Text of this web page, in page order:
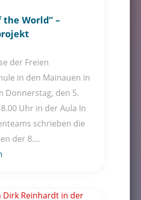
the World“ –
der Freien
in den Mainauen in
Donnerstag, den 5.
Uhr in der Aula In
schrieben die
der 8....